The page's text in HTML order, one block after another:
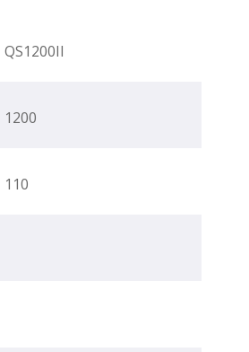
QS1200II
1200
110